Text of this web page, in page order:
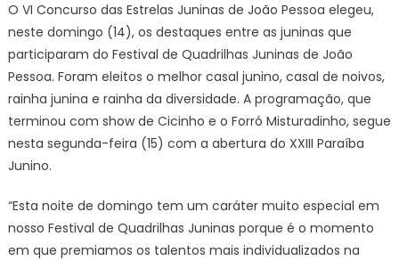
Festival
de
de
João
Pessoa
são
das
O VI Concurso das Estrelas Juninas de João Pessoa elegeu,
neste domingo (14), os destaques entre as juninas que
participaram do Festival de Quadrilhas Juninas de João
Pessoa. Foram eleitos o melhor casal junino, casal de noivos,
rainha junina e rainha da diversidade. A programação, que
terminou com show de Cicinho e o Forró Misturadinho, segue
nesta segunda-feira (15) com a abertura do XXIII Paraíba
Junino.
“Esta noite de domingo tem um caráter muito especial em
nosso Festival de Quadrilhas Juninas porque é o momento
em que premiamos os talentos mais individualizados na